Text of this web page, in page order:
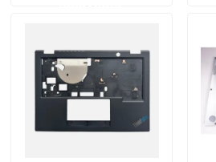
Βίντεο
Περίπου εμείς